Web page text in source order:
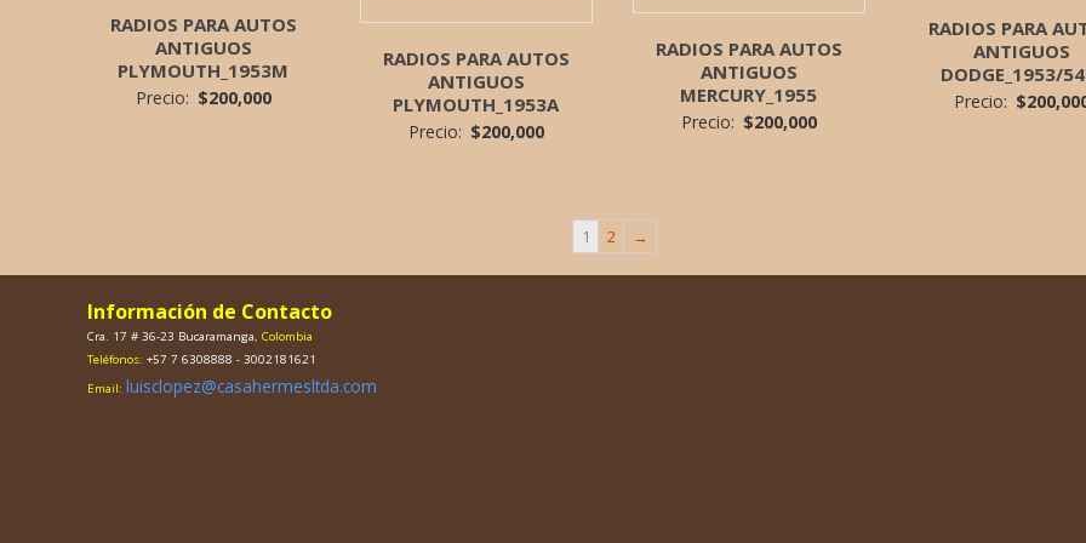
RADIOS PARA AUTOS
ANTIGUOS
PLYMOUTH_1953M
Precio: $200,000
RADIOS PARA AUTOS
ANTIGUOS
PLYMOUTH_1953A
Precio: $200,000
RADIOS PARA AUTOS
ANTIGUOS
MERCURY_1955
Precio: $200,000
RADIOS PARA
ANTIGUOS
DODGE_1953/
Precio: $
1 2 →
Información de Contacto
Cra. 17 # 36-23 Bucaramanga, Colombia
Teléfonos:+57 7 6308888 - 3002181621
Email: luisclopez@casahermesltda.com